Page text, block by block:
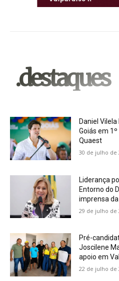
.destaques
Daniel
Goiás em
Quaest
30 de julho de
Liderança
Entorno do
imprensa
29 de julho de
Pré-
Joscilene
apoio em
22 de julho de